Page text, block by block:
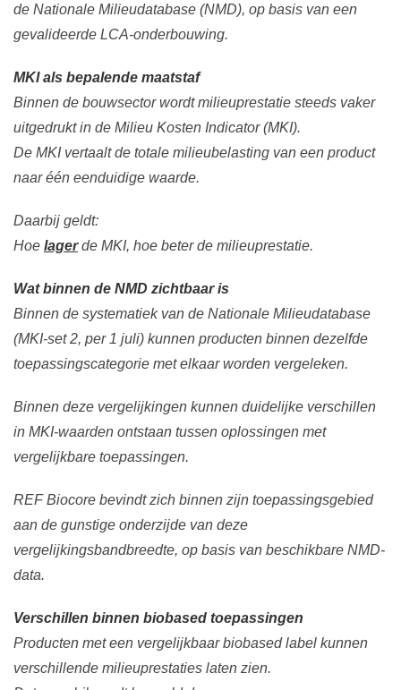
de Nationale Milieudatabase (NMD), op basis van een
gevalideerde LCA-onderbouwing.
MKI als bepalende maatstaf
Binnen de bouwsector wordt milieuprestatie steeds vaker
uitgedrukt in de Milieu Kosten Indicator (MKI).
De MKI vertaalt de totale milieubelasting van een product
naar één eenduidige waarde.
Daarbij geldt:
Hoe lagerde MKI, hoe beter de milieuprestatie.
Wat binnen de NMD zichtbaar is
Binnen de systematiek van de Nationale Milieudatabase
(MKI-set 2, per 1 juli) kunnen producten binnen dezelfde
toepassingscategorie met elkaar worden vergeleken.
Binnen deze vergelijkingen kunnen duidelijke verschillen
in MKI-waarden ontstaan tussen oplossingen met
vergelijkbare toepassingen.
REF Biocore bevindt zich binnen zijn toepassingsgebied
aan de gunstige onderzijde van deze
vergelijkingsbandbreedte, op basis van beschikbare NMD-
data.
Verschillen binnen biobased toepassingen
Producten met een vergelijkbaar biobased label kunnen
verschillende milieuprestaties laten zien.